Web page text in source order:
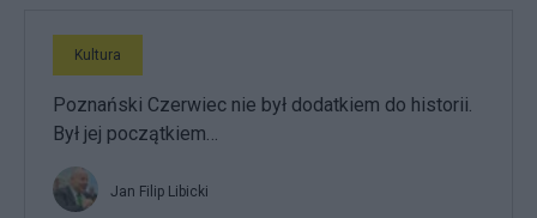
Kultura
Poznański Czerwiec nie był dodatkiem do historii.
Był jej początkiem…
Jan Filip Libicki